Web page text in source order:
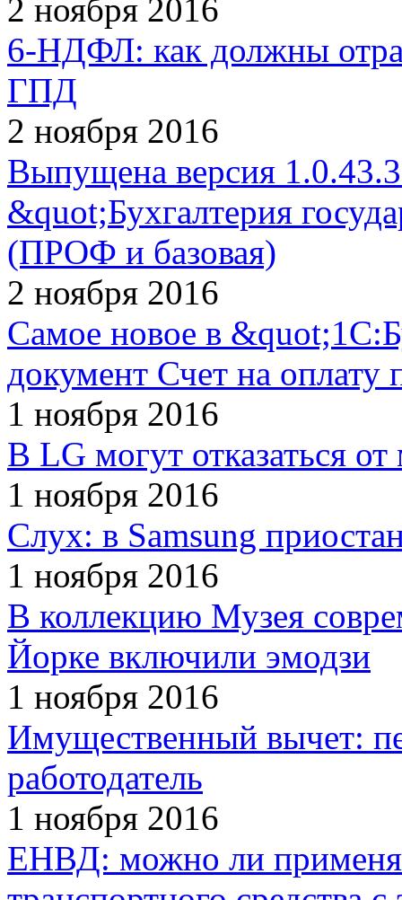
2 ноября 2016
6-НДФЛ: как должны
ГПД
2 ноября 2016
Выпущена версия
&quot;Бухгалтерия
(ПРОФ и базовая)
2 ноября 2016
Самое новое в
документ Счет на оплату
1 ноября 2016
В LG могут отказаться
1 ноября 2016
Слух: в Samsung
1 ноября 2016
В коллекцию Музея
Йорке включили эмодзи
1 ноября 2016
Имущественный вычет:
работодатель
1 ноября 2016
ЕНВД: можно ли